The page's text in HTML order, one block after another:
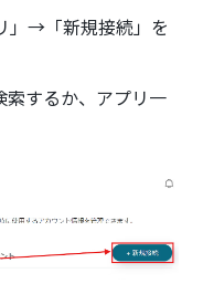
」→「新規接続」を
索するか、アプリ一